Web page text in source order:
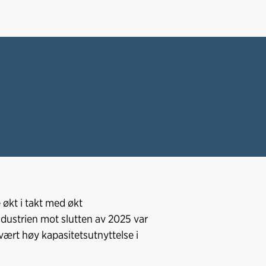
økt i takt med økt
mot slutten av 2025 var
høy kapasitetsutnyttelse i